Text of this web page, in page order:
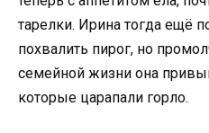
тарелки. Ирина тогда ещё
похвалить пирог, но
семейной жизни она
которые царапали горло.